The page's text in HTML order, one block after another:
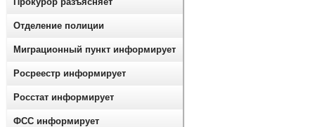
Отделение полиции
Миграционный пункт информирует
Росреестр информирует
Росстат информирует
ФСС информирует